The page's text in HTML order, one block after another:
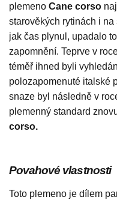
plemeno Cane corso
starověkých rytinách i
jak čas plynul, upadalo
zapomnění. Teprve v
téměř ihned byli
polozapomenuté italské
snaze byl následně v
plemenný standard
corso.
Povahové vlastnosti
Toto plemeno je dílem